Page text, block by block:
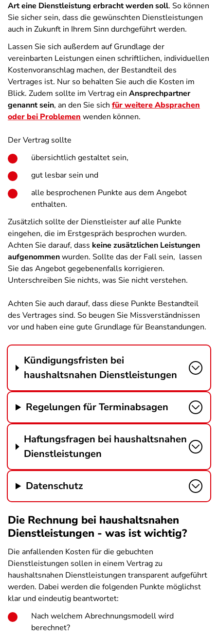
Art eine Dienstleistung erbracht werden soll. So können
Sie sicher sein, dass die gewünschten Dienstleistungen
auch in Zukunft in Ihrem Sinn durchgeführt werden.
Lassen Sie sich außerdem auf Grundlage der
vereinbarten Leistungen einen schriftlichen, individuellen
Kostenvoranschlag machen, der Bestandteil des
Vertrages ist. Nur so behalten Sie auch die Kosten im
Blick. Zudem sollte im Vertrag ein Ansprechpartner
genannt sein, an den Sie sich für weitere Absprachen
oder bei Problemen wenden können.
Der Vertrag sollte
übersichtlich gestaltet sein,
gut lesbar sein und
alle besprochenen Punkte aus dem Angebot
enthalten.
Zusätzlich sollte der Dienstleister auf alle Punkte
eingehen, die im Erstgespräch besprochen wurden.
Achten Sie darauf, dass keine zusätzlichen Leistungen
aufgenommenwurden. Sollte das der Fall sein, lassen
Sie das Angebot gegebenenfalls korrigieren.
Unterschreiben Sie nichts, was Sie nicht verstehen.
Achten Sie auch darauf, dass diese Punkte Bestandteil
des Vertrages sind. So beugen Sie Missverständnissen
vor und haben eine gute Grundlage für Beanstandungen.
Kündigungsfristen bei
haushaltsnahen Dienstleistungen
Regelungen für Terminabsagen
Haftungsfragen bei haushaltsnahen
Dienstleistungen
Datenschutz
Die Rechnung bei haushaltsnahen
Dienstleistungen - was ist wichtig?
Die anfallenden Kosten für die gebuchten
Dienstleistungen sollen in einem Vertrag zu
haushaltsnahen Dienstleistungen transparent aufgeführt
werden. Dabei werden die folgenden Punkte möglichst
klar und eindeutig beantwortet:
Nach welchem Abrechnungsmodell wird
berechnet?